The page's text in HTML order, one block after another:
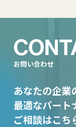
お問い合わせ
あなたの企業
最適なパート
ご相談はこち